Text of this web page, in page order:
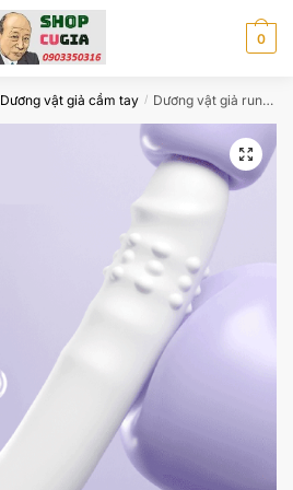
0
Dương vật giả cầm tay / Dương vật giả rung thụt hút màu trắng siêu mềm có bi xoay